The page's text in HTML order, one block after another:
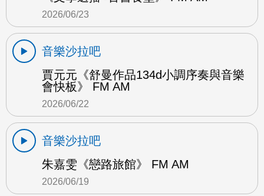
2026/06/23
音樂沙拉吧
賈元元《舒曼作品134d小調序奏與音樂
會快板》 FM AM
2026/06/22
音樂沙拉吧
朱嘉雯《戀路旅館》 FM AM
2026/06/19